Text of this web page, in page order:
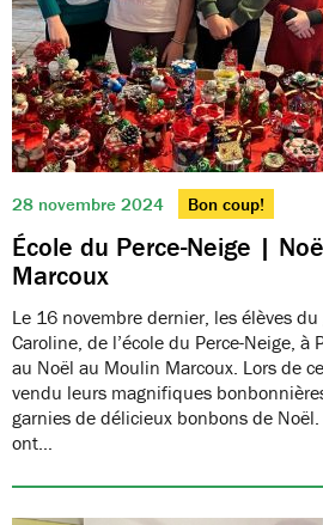
28 novembre 2024 Bon coup!
École du Perce-Neige |
Marcoux
Le 16 novembre dernier, les élèves
Caroline, de l’école du Perce-Neige,
au Noël au Moulin Marcoux. Lors de
vendu leurs magnifiques
garnies de délicieux bonbons de
ont…